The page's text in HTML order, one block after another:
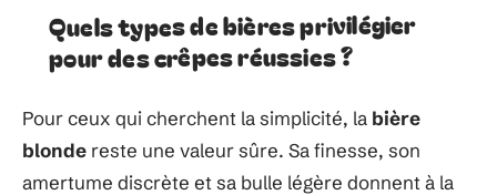
Quels types de bières privilégier
pour des crêpes réussies ?
Pour ceux qui cherchent la simplicité, la bière
blonde reste une valeur sûre. Sa finesse, son
amertume discrète et sa bulle légère donnent à la